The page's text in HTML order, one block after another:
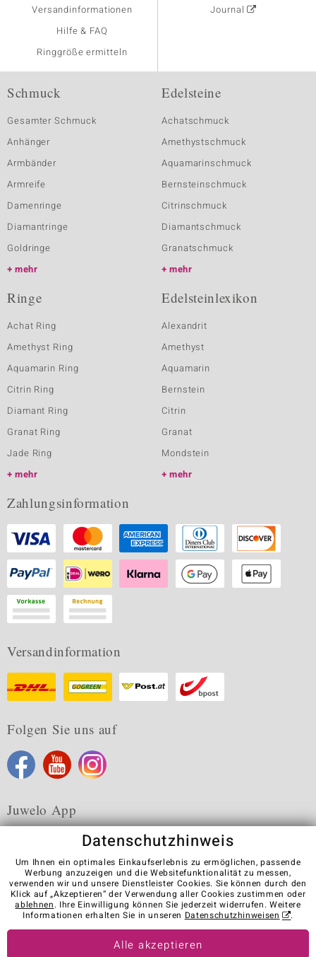
Versandinformationen
Hilfe & FAQ
Ringgröße ermitteln
Journal
Schmuck
Gesamter Schmuck
Anhänger
Armbänder
Armreife
Damenringe
Diamantringe
Goldringe
mehr
Edelsteine
Achatschmuck
Amethystschmuck
Aquamarinschmuck
Bernsteinschmuck
Citrinschmuck
Diamantschmuck
Granatschmuck
mehr
Ringe
Achat Ring
Amethyst Ring
Aquamarin Ring
Citrin Ring
Diamant Ring
Granat Ring
Jade Ring
mehr
Edelsteinlexikon
Alexandrit
Amethyst
Aquamarin
Bernstein
Citrin
Granat
Mondstein
mehr
Zahlungsinformation
Versandinformation
Folgen Sie uns auf
Juwelo App
Karriere AGB Datenschutz Cookies
Impressum
Kontakt
Vertrag widerrufen
Visit our stores in other countries:
Datenschutzhinweis
Um Ihnen ein optimales Einkaufserlebnis zu ermöglichen, passende
Werbung anzuzeigen und die Websitefunktionalität zu messen,
verwenden wir und unsere Dienstleister Cookies. Sie können durch den
Klick auf „Akzeptieren“ der Verwendung aller Cookies zustimmen oder
ablehnen. Ihre Einwilligung können Sie jederzeit widerrufen. Weitere
Informationen erhalten Sie in unseren Datenschutzhinweisen .
Alle akzeptieren